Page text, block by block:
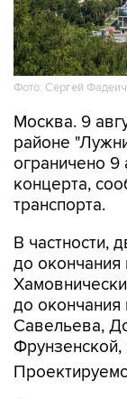
Фото: Сергей
Москва. 9
районе
ограничено 9
концерта,
транспорта.
В частности,
до окончания
до окончания
Савельева,